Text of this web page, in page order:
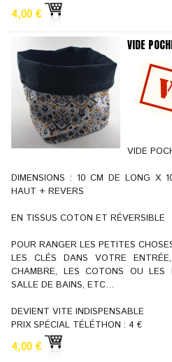
4,00 €
VIDE
VIDE
DIMENSIONS : 10 CM DE LONG X
HAUT + REVERS
EN TISSUS COTON ET RÉVERSIBLE
POUR RANGER LES PETITES
LES CLÉS DANS VOTRE
CHAMBRE, LES COTONS OU LES
SALLE DE BAINS, ETC…
DEVIENT VITE INDISPENSABLE
PRIX SPÉCIAL TÉLÉTHON : 4 €
4,00 €